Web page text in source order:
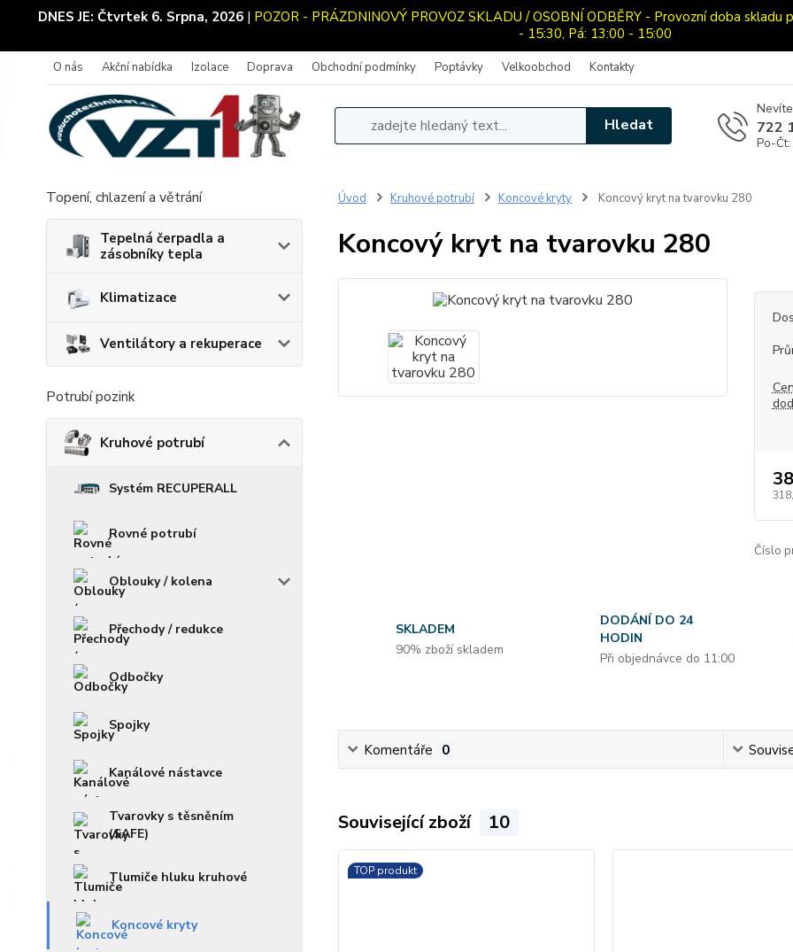
DNES JE: Čtvrtek 6. Srpna, 2026| POZOR - PRÁZDNINOVÝ PROVOZ SKLADU / OSOBNÍ ODBĚRY - Provozní doba
- 15:30, Pá: 13:00 - 15:00
O nás Akční nabídka Izolace Doprava Obchodní podmínky Poptávky Velkoobchod Kontakty
Hledat 722
Po-
Topení, chlazení a větrání
Tepelná čerpadla a
zásobníky tepla
Klimatizace
Ventilátory a rekuperace
Potrubí pozink
Kruhové potrubí
Systém RECUPERALL
Rovné potrubí
Oblouky / kolena
Přechody / redukce
Odbočky
Spojky
Kanálové nástavce
Tvarovky s těsněním
(SAFE)
Tlumiče hluku kruhové
Koncové kryty
Úvod Kruhové potrubí Koncové kryty Koncový kryt na tvarovku 280
Koncový kryt na tvarovku 280
Číslo
SKLADEM
90% zboží skladem
DODÁNÍ DO 24
HODIN
Při objednávce do 11:00
Komentáře 0
Související zboží 10
TOP produkt